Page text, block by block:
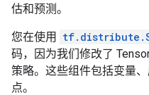
估和预测。
您在使用
码，因为我们修改了
策略。这些组件包括变量
点。